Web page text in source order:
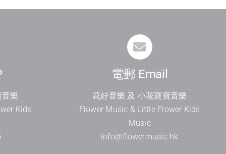
樂
Kids
電郵 Email
花好音樂 及 小花寶寶音樂
Flower Music & Little Flower Kids
Music
info@flowermusic.hk